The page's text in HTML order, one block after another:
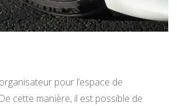
pour l’espace de
cette manière, il est possible de